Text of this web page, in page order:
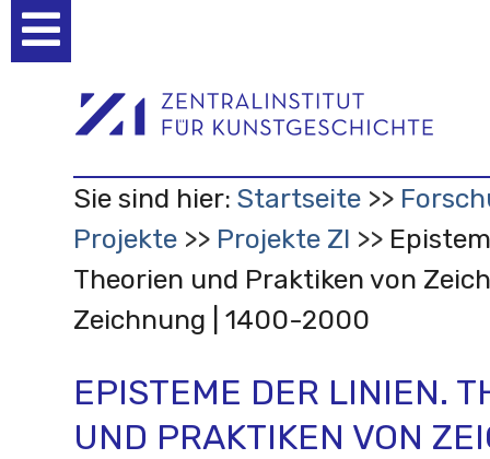
Werkzeuge
Sie sind hier: Startseite
Projekte
Projekte ZI
Theorien und Praktiken von
Zeichnung | 1400-2000
EPISTEME DER LINIEN.
UND PRAKTIKEN VON